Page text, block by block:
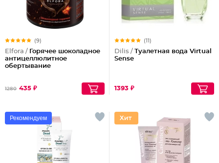
(9)
Elfora / Горячее шоколадное
антицеллюлитное
обертывание
1280 435 ₽
(11)
Dilis / Туалетная вода Virtual
Sense
1393 ₽
Рекомендуем